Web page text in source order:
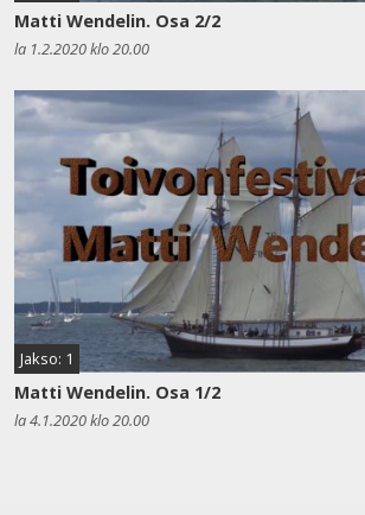
Matti Wendelin. Osa 2/2
la 1.2.2020 klo 20.00
Jakso: 1
Matti Wendelin. Osa 1/2
la 4.1.2020 klo 20.00